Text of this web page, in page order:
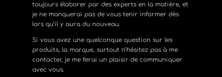
toujours élaborer par des experts en la matière, et
je ne manquerai pas de vous tenir informer dès
lors qu’il y aura du nouveau.
Si vous avez une quelconque question sur les
produits, la marque, surtout n’hésitez pas à me
contacter, je me ferai un plaisir de communiquer
avec vous.